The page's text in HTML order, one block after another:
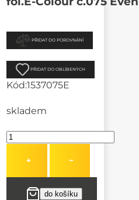
PŘIDAT DO POROVNÁNÍ
PŘIDAT DO OBLÍBENÝCH
Kód:1537075E
skladem
+ −